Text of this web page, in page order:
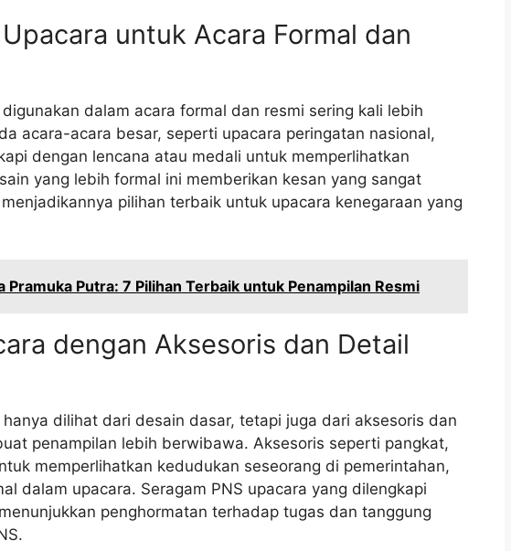
untuk Acara Formal dan
dalam acara formal dan resmi sering kali lebih
acara-acara besar, seperti upacara peringatan nasional,
dengan lencana atau medali untuk memperlihatkan
yang lebih formal ini memberikan kesan yang sangat
pilihan terbaik untuk upacara kenegaraan yang
Pramuka Putra: 7 Pilihan Terbaik untuk Penampilan Resmi
dengan Aksesoris dan Detail
dilihat dari desain dasar, tetapi juga dari aksesoris dan
penampilan lebih berwibawa. Aksesoris seperti pangkat,
memperlihatkan kedudukan seseorang di pemerintahan,
dalam upacara. Seragam PNS upacara yang dilengkapi
penghormatan terhadap tugas dan tanggung